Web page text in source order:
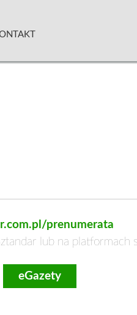
prenumerata
lub na platformach
eGazety